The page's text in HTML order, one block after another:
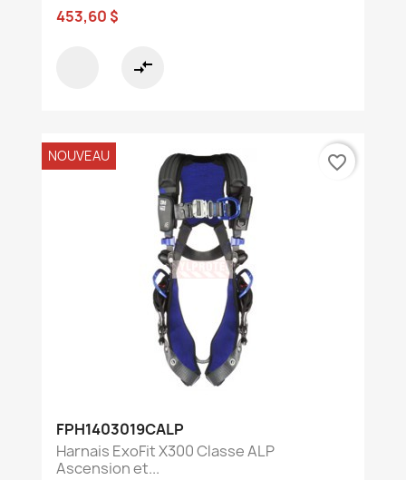
453,60 $
compare_arrows
FPH1403019CALP
Harnais ExoFit X300 Classe ALP
Ascension et...
NOUVEAU favorite_border